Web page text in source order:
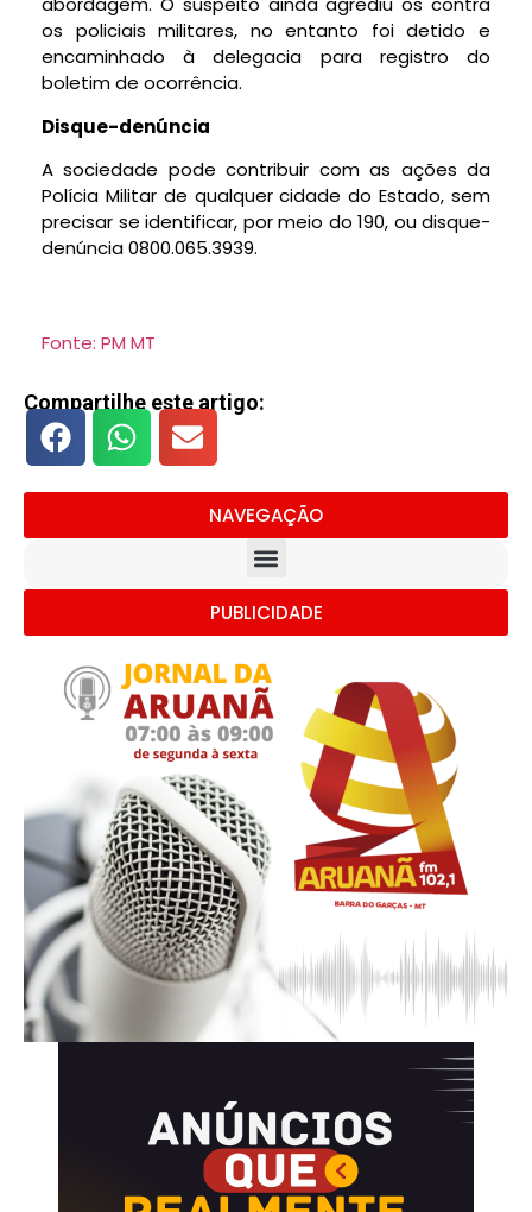
os policiais militares, no entanto foi detido e
encaminhado à delegacia para registro do
boletim de ocorrência.
Disque-denúncia
A sociedade pode contribuir com as ações da
Polícia Militar de qualquer cidade do Estado, sem
precisar se identificar, por meio do 190, ou disque-
denúncia 0800.065.3939.
Fonte: PM MT
Compartilhe este artigo:
NAVEGAÇÃO
PUBLICIDADE